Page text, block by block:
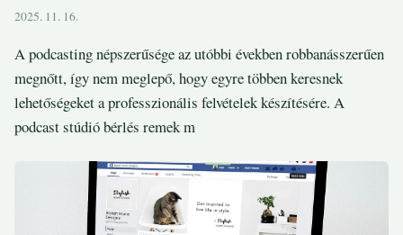
2025. 11. 16.
A podcasting népszerűsége az utóbbi években robbanásszerűen
megnőtt, így nem meglepő, hogy egyre többen keresnek
lehetőségeket a professzionális felvételek készítésére. A
podcast stúdió bérlés remek m